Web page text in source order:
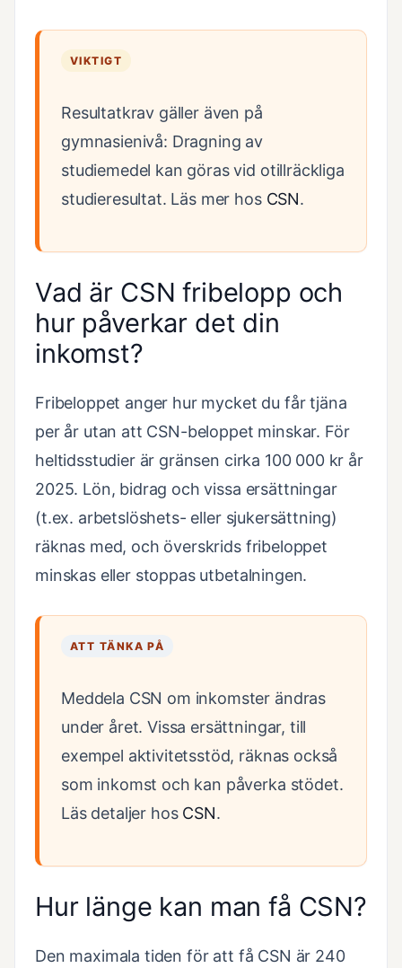
VIKTIGT
Resultatkrav gäller även på
gymnasienivå: Dragning av
studiemedel kan göras vid otillräckliga
studieresultat. Läs mer hos CSN.
Vad är CSN fribelopp och
hur påverkar det din
inkomst?
Fribeloppet anger hur mycket du får tjäna
per år utan att CSN-beloppet minskar. För
heltidsstudier är gränsen cirka 100 000 kr år
2025. Lön, bidrag och vissa ersättningar
(t.ex. arbetslöshets- eller sjukersättning)
räknas med, och överskrids fribeloppet
minskas eller stoppas utbetalningen.
ATT TÄNKA PÅ
Meddela CSN om inkomster ändras
under året. Vissa ersättningar, till
exempel aktivitetsstöd, räknas också
som inkomst och kan påverka stödet.
Läs detaljer hos CSN.
Hur länge kan man få CSN?
Den maximala tiden för att få CSN är 240